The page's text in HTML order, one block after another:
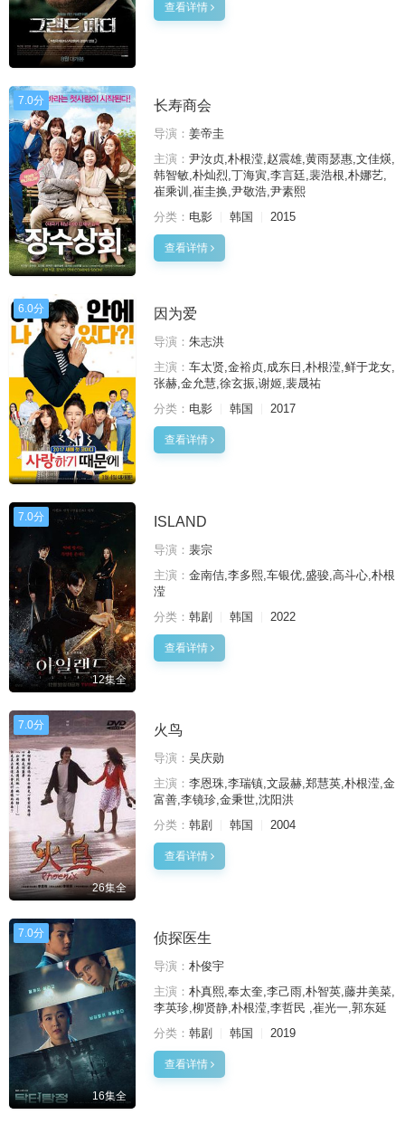
查看详情
7.0分 长寿商会
导演： 姜帝圭
主演： 尹汝贞,朴根滢,赵震雄,黄雨瑟惠,文佳煐,
韩智敏,朴灿烈,丁海寅,李言廷,裴浩根,朴娜艺,
崔乘训,崔圭换,尹敬浩,尹素熙
分类： 电影 韩国 2015
查看详情
6.0分 因为爱
导演： 朱志洪
主演： 车太贤,金裕贞,成东日,朴根滢,鲜于龙女,
张赫,金允慧,徐玄振,谢姬,裴晟祐
分类： 电影 韩国 2017
查看详情
7.0分
12集全
ISLAND
导演： 裴宗
主演： 金南佶,李多熙,车银优,盛骏,高斗心,朴根
滢
分类： 韩剧 韩国 2022
查看详情
7.0分
26集全
火鸟
导演： 吴庆勋
主演： 李恩珠,李瑞镇,文晸赫,郑慧英,朴根滢,金
富善,李镜珍,金秉世,沈阳洪
分类： 韩剧 韩国 2004
查看详情
7.0分
16集全
侦探医生
导演： 朴俊宇
主演： 朴真熙,奉太奎,李己雨,朴智英,藤井美菜,
李英珍,柳贤静,朴根滢,李哲民 ,崔光一,郭东延
分类： 韩剧 韩国 2019
查看详情